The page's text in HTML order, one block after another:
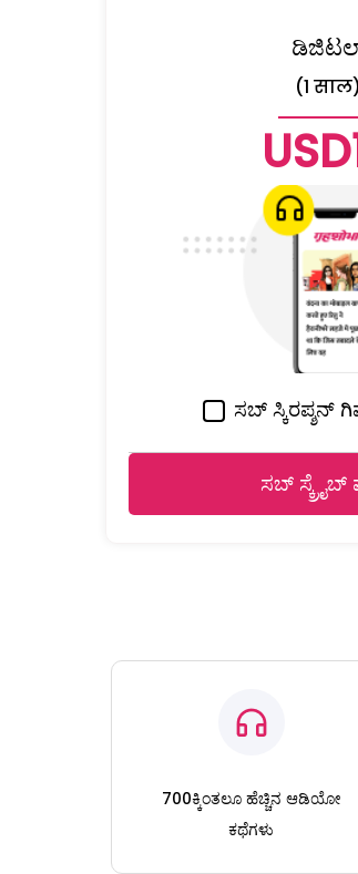
(1 साल)
ಸಬ್ ಸ್ಕಿರಪ್ಶನ್
ಸಬ್
700ಕ್ಕಿಂತಲೂ ಹೆಚ್ಚಿನ ಆಡಿಯೋ
ಕಥೆಗಳು